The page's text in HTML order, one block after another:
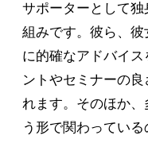
サポーターとして
組みです。彼ら、
に的確なアドバイ
ントやセミナーの
れます。そのほか
う形で関わってい